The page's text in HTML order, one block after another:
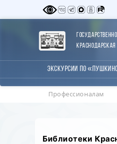
Экскурсии по
Профессионалам
Библиотеки